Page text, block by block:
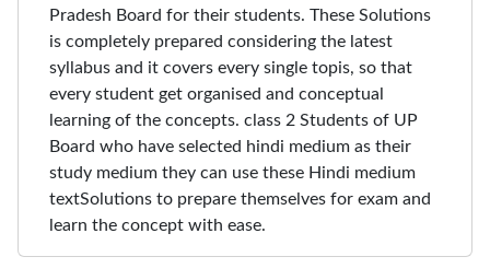
Pradesh Board for their students. These Solutions
is completely prepared considering the latest
syllabus and it covers every single topis, so that
every student get organised and conceptual
learning of the concepts. class 2 Students of UP
Board who have selected hindi medium as their
study medium they can use these Hindi medium
textSolutions to prepare themselves for exam and
learn the concept with ease.